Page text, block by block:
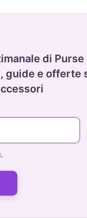
di Purse
guide e offerte